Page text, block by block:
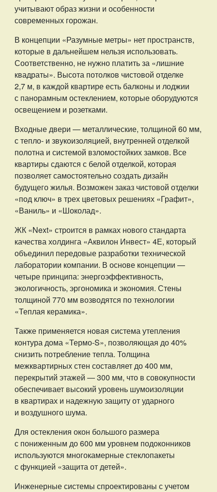
учитывают образ жизни и особенности
современных горожан.
В концепции «Разумные метры» нет пространств,
которые в дальнейшем нельзя использовать.
Соответственно, не нужно платить за «лишние
квадраты». Высота потолков чистовой отделке
2,7 м, в каждой квартире есть балконы и лоджии
с панорамным остеклением, которые оборудуются
освещением и розетками.
Входные двери — металлические, толщиной 60 мм,
с тепло- и звукоизоляцией, внутренней отделкой
полотна и системой взломостойких замков. Все
квартиры сдаются с белой отделкой, которая
позволяет самостоятельно создать дизайн
будущего жилья. Возможен заказ чистовой отделки
«под ключ» в трех цветовых решениях «Графит»,
«Ваниль» и «Шоколад».
ЖК «Next» строится в рамках нового стандарта
качества холдинга «Аквилон Инвест» 4Е, который
объединил передовые разработки технической
лаборатории компании. В основе концепции —
четыре принципа: энергоэффективность,
экологичность, эргономика и экономия. Стены
толщиной 770 мм возводятся по технологии
«Теплая керамика».
Также применяется новая система утепления
контура дома «Термо-S», позволяющая до 40%
снизить потребление тепла. Толщина
межквартирных стен составляет до 400 мм,
перекрытий этажей — 300 мм, что в совокупности
обеспечивает высокий уровень шумоизоляции
в квартирах и надежную защиту от ударного
и воздушного шума.
Для остекления окон большого размера
с пониженным до 600 мм уровнем подоконников
используются многокамерные стеклопакеты
с функцией «защита от детей».
Инженерные системы спроектированы с учетом